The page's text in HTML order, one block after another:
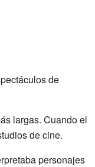
de
largas. Cuando el
de cine.
personajes